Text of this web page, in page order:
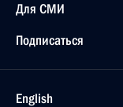
Для СМИ
Подписаться
English